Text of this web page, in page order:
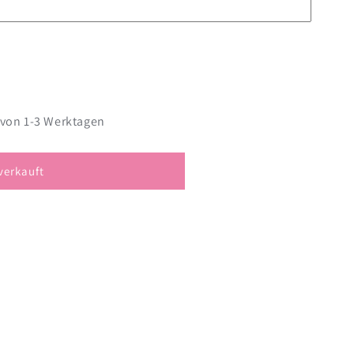
1-3 Werktagen